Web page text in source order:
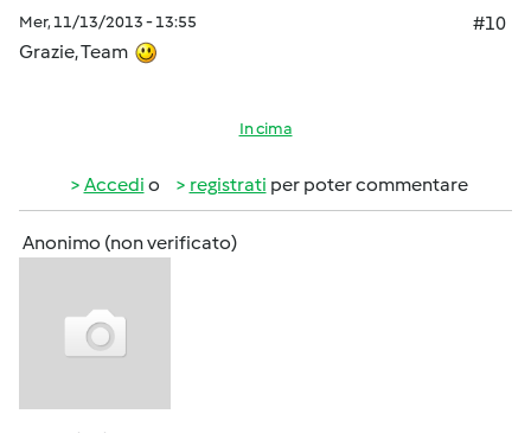
Mer, 11/13/2013 - 13:55
#10
Grazie, Team
In cima
Accedi o registrati per poter commentare
Anonimo (non verificato)